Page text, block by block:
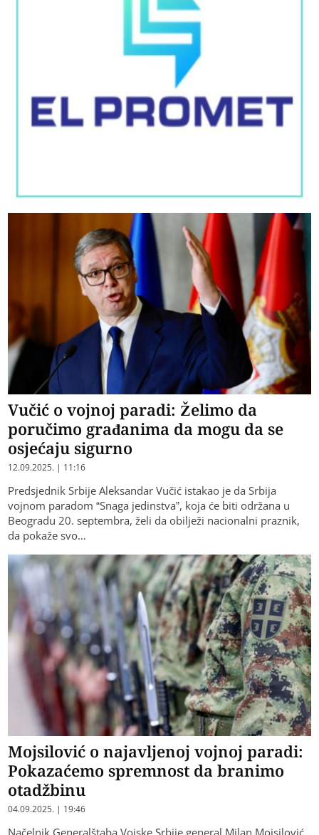
Vučić o vojnoj paradi: Želimo da
poručimo građanima da mogu da se
osjećaju sigurno
12.09.2025. | 11:16
Predsjednik Srbije Aleksandar Vučić istakao je da Srbija
vojnom paradom “Snaga jedinstva”, koja će biti održana u
Beogradu 20. septembra, želi da obilježi nacionalni praznik,
da pokaže svo…
Mojsilović o najavljenoj vojnoj paradi:
Pokazaćemo spremnost da branimo
otadžbinu
04.09.2025. | 19:46